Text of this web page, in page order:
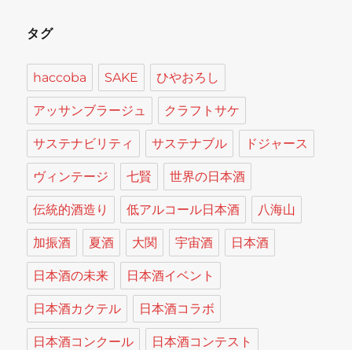
タグ
haccoba SAKE ひやおろし
アッサンブラージュ クラフトサケ
サステナビリティ サステナブル ドジャース
ヴィンテージ 七賢 世界の日本酒
伝統的酒造り 低アルコール日本酒 八海山
加振酒 夏酒 大関 宇宙酒 日本酒
日本酒の未来 日本酒イベント
日本酒カクテル 日本酒コラボ
日本酒コンクール 日本酒コンテスト